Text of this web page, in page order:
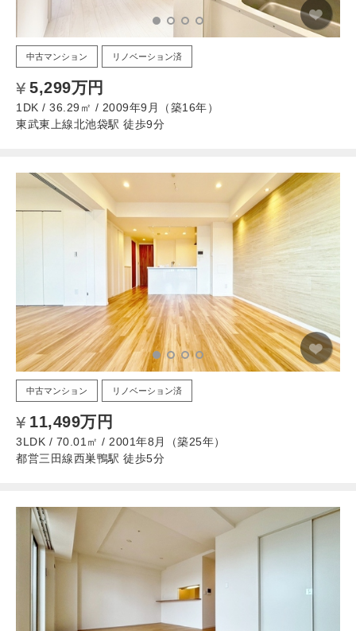
中古マンション リノベーション済
5,299万円
1DK / 36.29㎡ / 2009年9月（築16年）
東武東上線北池袋駅 徒歩9分
中古マンション リノベーション済
11,499万円
3LDK / 70.01㎡ / 2001年8月（築25年）
都営三田線西巣鴨駅 徒歩5分